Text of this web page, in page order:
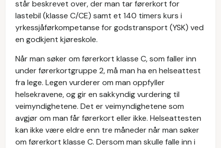
står beskrevet over, der man tar førerkort for
lastebil (klasse C/CE) samt et 140 timers kurs i
yrkessjåførkompetanse for godstransport (YSK) ved
en godkjent kjøreskole.
Når man søker om førerkort klasse C, som faller inn
under førerkortgruppe 2, må man ha en helseattest
fra lege. Legen vurderer om man oppfyller
helsekravene, og gir en sakkyndig vurdering til
veimyndighetene. Det er veimyndighetene som
avgjør om man får førerkort eller ikke. Helseattesten
kan ikke være eldre enn tre måneder når man søker
om førerkort klasse C. Dersom man skulle falle inn i